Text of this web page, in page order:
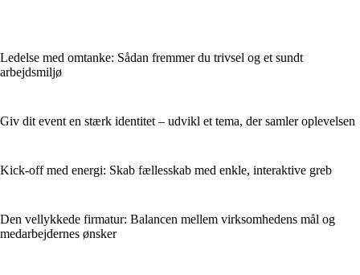
Ledelse med omtanke: Sådan fremmer du trivsel og et sundt
arbejdsmiljø
Giv dit event en stærk identitet – udvikl et tema, der samler oplevelsen
Kick-off med energi: Skab fællesskab med enkle, interaktive greb
Den vellykkede firmatur: Balancen mellem virksomhedens mål og
medarbejdernes ønsker